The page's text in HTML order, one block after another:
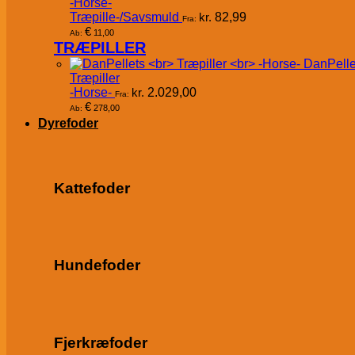
-Horse-
Træpille-/Savsmuld Fra: kr. 82,99
Ab: € 11,00
TRÆPILLER
Træpiller
-Horse- Fra: kr. 2.029,00
Ab: € 278,00
Dyrefoder
Kattefoder
Hundefoder
Fjerkræfoder